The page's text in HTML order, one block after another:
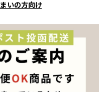
いの方向け